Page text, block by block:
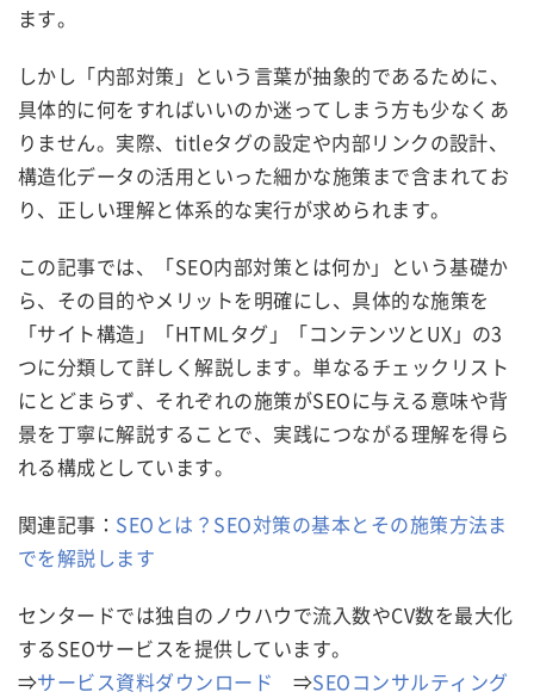
ます。
しかし「内部対策」という言葉が抽象的であるために、
具体的に何をすればいいのか迷ってしまう方も少なくあ
りません。実際、titleタグの設定や内部リンクの設計、
構造化データの活用といった細かな施策まで含まれてお
り、正しい理解と体系的な実行が求められます。
この記事では、「SEO内部対策とは何か」という基礎か
ら、その目的やメリットを明確にし、具体的な施策を
「サイト構造」「HTMLタグ」「コンテンツとUX」の3
つに分類して詳しく解説します。単なるチェックリスト
にとどまらず、それぞれの施策がSEOに与える意味や背
景を丁寧に解説することで、実践につながる理解を得ら
れる構成としています。
関連記事： SEOとは？SEO対策の基本とその施策方法ま
でを解説します
センタードでは独自のノウハウで流入数やCV数を最大化
するSEOサービスを提供しています。
⇒サービス資料ダウンロード ⇒SEOコンサルティング